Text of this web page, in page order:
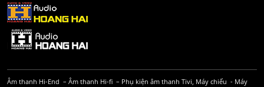
Âm thanh Hi-End – Âm thanh Hi-fi – Phụ kiện âm thanh Tivi, Máy chiếu - Máy